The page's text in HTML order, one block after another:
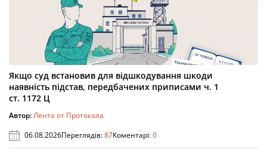
Якщо суд встановив для відшкодування шкоди
наявність підстав, передбачених приписами ч. 1
ст. 1172 Ц
Автор:Лента от Протокола
06.08.2026Переглядів:87Коментарі:0